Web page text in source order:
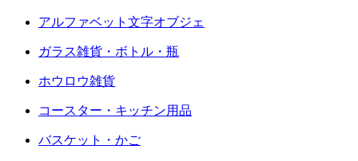
アルファベット文字オブジェ
ガラス雑貨・ボトル・瓶
ホウロウ雑貨
コースター・キッチン用品
バスケット・かご